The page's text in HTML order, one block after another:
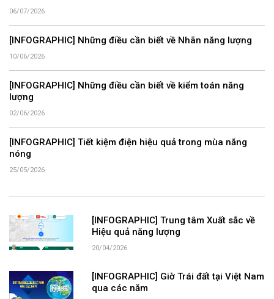
06/07/2026
[INFOGRAPHIC] Những điều cần biết về Nhãn năng lượng
10/06/2026
[INFOGRAPHIC] Những điều cần biết về kiểm toán năng
lượng
02/06/2026
[INFOGRAPHIC] Tiết kiệm điện hiệu quả trong mùa nắng
nóng
25/05/2026
[INFOGRAPHIC] Trung tâm Xuất sắc về
Hiệu quả năng lượng
20/04/2026
[INFOGRAPHIC] Giờ Trái đất tại Việt Nam
qua các năm